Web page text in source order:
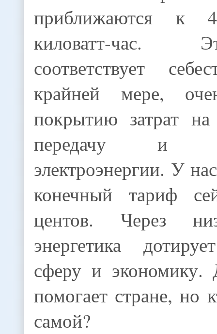
приближаются к
киловатт-час.
соответствует
крайней мере,
покрытию затрат на
передачу и
электроэнергии. У
конечный тариф
центов. Через
энергетика
сферу и экономику.
помогает стране, но
самой?